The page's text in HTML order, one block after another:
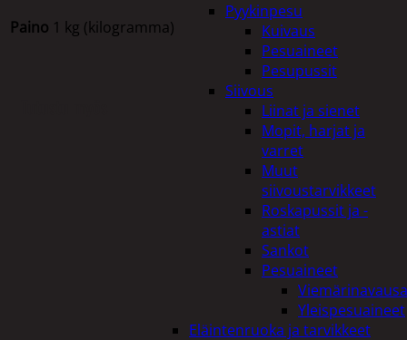
Pyykinpesu
Kuivaus
Pesuaineet
Pesupussit
Siivous
Liinat ja sienet
Mopit, harjat ja
varret
Muut
siivoustarvikkeet
Roskapussit ja -
astiat
Sankot
Pesuaineet
Yleispesuaineet
Eläintenruoka ja tarvikkeet
Paino 1 kg (kilogramma)